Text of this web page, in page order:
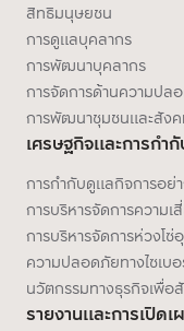
สิทธิมนุษยชน
การดูแลบุคลากร
การพัฒนาบุคลากร
การจัดการด้านความปล
การพัฒนาชุมชนและสัง
เศรษฐกิจและการกำ
การกำกับดูแลกิจการอย่
การบริหารจัดการความเ
การบริหารจัดการห่วงโ
ความปลอดภัยทางไซเบ
นวัตกรรมทางธุรกิจเพื่อ
รายงานและการเปิด